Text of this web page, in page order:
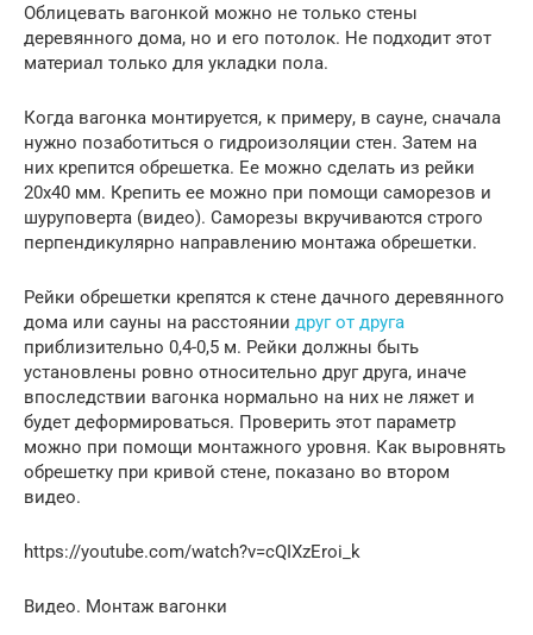
Облицевать вагонкой можно не только стены
деревянного дома, но и его потолок. Не подходит этот
материал только для укладки пола.
Когда вагонка монтируется, к примеру, в сауне, сначала
нужно позаботиться о гидроизоляции стен. Затем на
них крепится обрешетка. Ее можно сделать из рейки
20х40 мм. Крепить ее можно при помощи саморезов и
шуруповерта (видео). Саморезы вкручиваются строго
перпендикулярно направлению монтажа обрешетки.
Рейки обрешетки крепятся к стене дачного деревянного
дома или сауны на расстоянии друг от друга
приблизительно 0,4-0,5 м. Рейки должны быть
установлены ровно относительно друг друга, иначе
впоследствии вагонка нормально на них не ляжет и
будет деформироваться. Проверить этот параметр
можно при помощи монтажного уровня. Как выровнять
обрешетку при кривой стене, показано во втором
видео.
https://youtube.com/watch?v=cQIXzEroi_k
Видео. Монтаж вагонки